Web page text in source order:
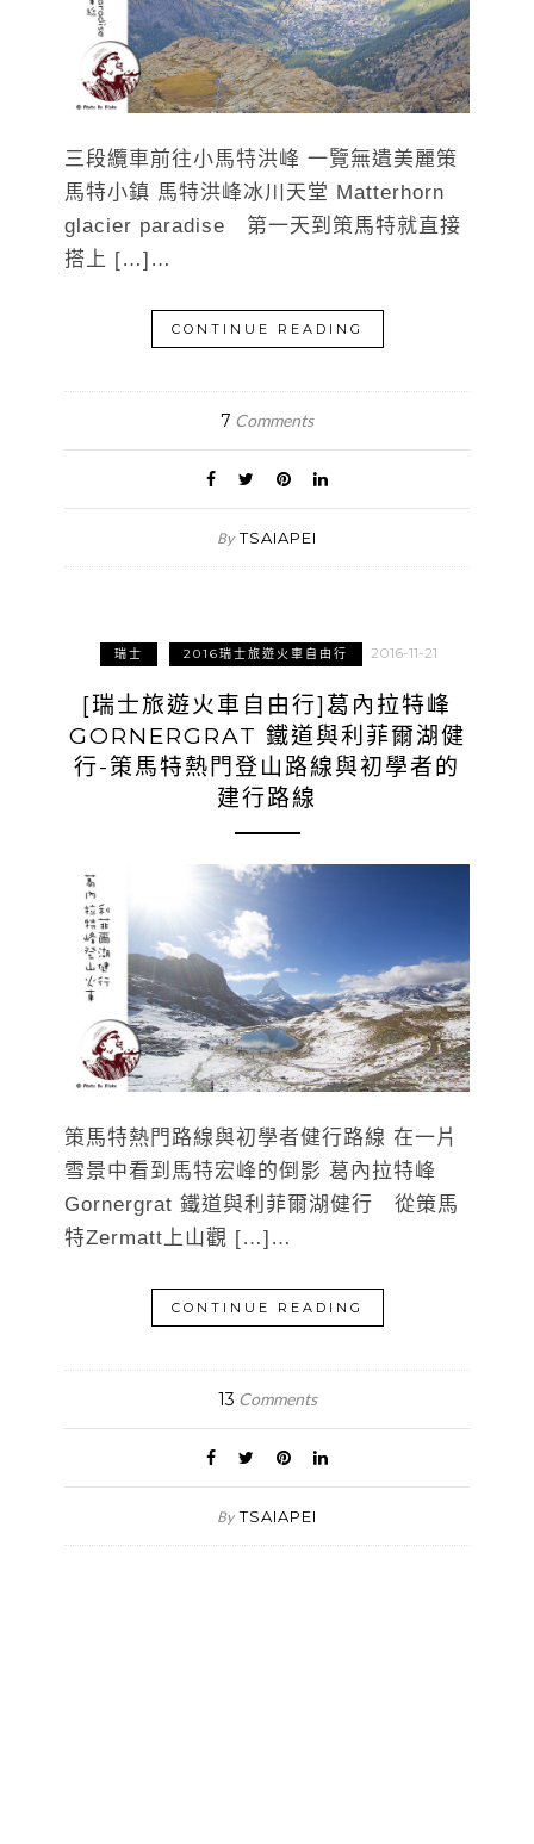
三段纜車前往小馬特洪峰 一覽無遺美麗策
馬特小鎮 馬特洪峰冰川天堂 Matterhorn
glacier paradise 第一天到策馬特就直接
搭上 […]…
CONTINUE READING
7 Comments
By TSAIAPEI
瑞士 2016瑞士旅遊火車自由行 2016-11-21
[瑞士旅遊火車自由行]葛內拉特峰
GORNERGRAT 鐵道與利菲爾湖健
行-策馬特熱門登山路線與初學者的
建行路線
策馬特熱門路線與初學者健行路線 在一片
雪景中看到馬特宏峰的倒影 葛內拉特峰
Gornergrat 鐵道與利菲爾湖健行 從策馬
特Zermatt上山觀 […]…
CONTINUE READING
13 Comments
By TSAIAPEI